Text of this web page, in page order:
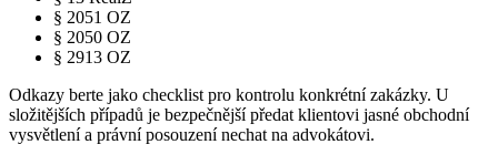
§ 2051 OZ
§ 2050 OZ
§ 2913 OZ
Odkazy berte jako checklist pro kontrolu konkrétní zakázky. U
složitějších případů je bezpečnější předat klientovi jasné obchodní
vysvětlení a právní posouzení nechat na advokátovi.